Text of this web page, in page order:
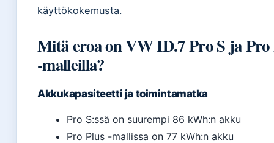
käyttökokemusta.
Mitä eroa on VW ID.7 Pro S ja Pro
-malleilla?
Akkukapasiteetti ja toimintamatka
Pro S:ssä on suurempi 86 kWh:n akku
Pro Plus -mallissa on 77 kWh:n akku